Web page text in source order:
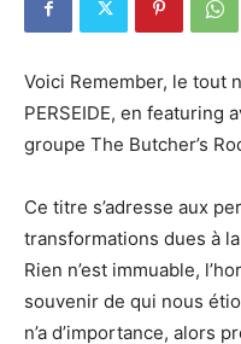
Voici Remember, le tout
PERSEIDE, en featuring
groupe The Butcher’s
Ce titre s’adresse aux
transformations dues à
Rien n’est immuable,
souvenir de qui nous
n’a d’importance, alors